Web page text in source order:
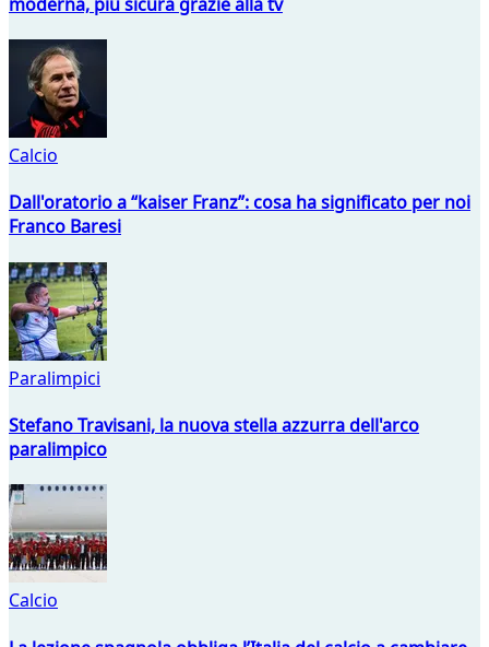
Calcio
Dall'oratorio a “kaiser Franz”: cosa ha significato per noi
Franco Baresi
Paralimpici
Stefano Travisani, la nuova stella azzurra dell'arco
paralimpico
Calcio